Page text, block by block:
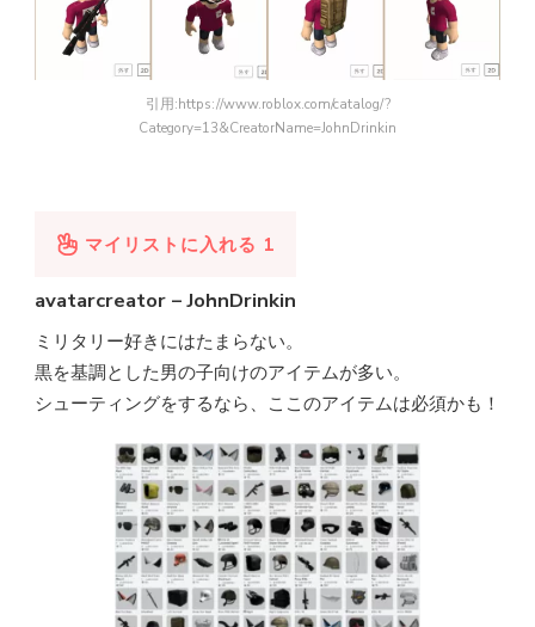
引用:https://www.roblox.com/catalog/?
Category=13&CreatorName=JohnDrinkin
マイリストに入れる 1
avatarcreator – JohnDrinkin
ミリタリー好きにはたまらない。
黒を基調とした男の子向けのアイテムが多い。
シューティングをするなら、ここのアイテムは必須かも！